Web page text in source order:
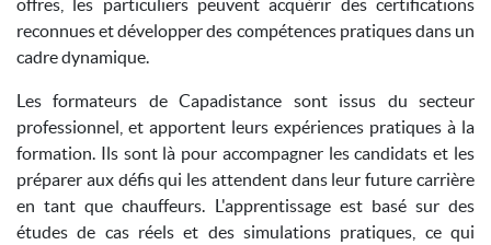
offres, les particuliers peuvent acquérir des certifications
reconnues et développer des compétences pratiques dans un
cadre dynamique.
Les formateurs de Capadistance sont issus du secteur
professionnel, et apportent leurs expériences pratiques à la
formation. Ils sont là pour accompagner les candidats et les
préparer aux défis qui les attendent dans leur future carrière
en tant que chauffeurs. L'apprentissage est basé sur des
études de cas réels et des simulations pratiques, ce qui